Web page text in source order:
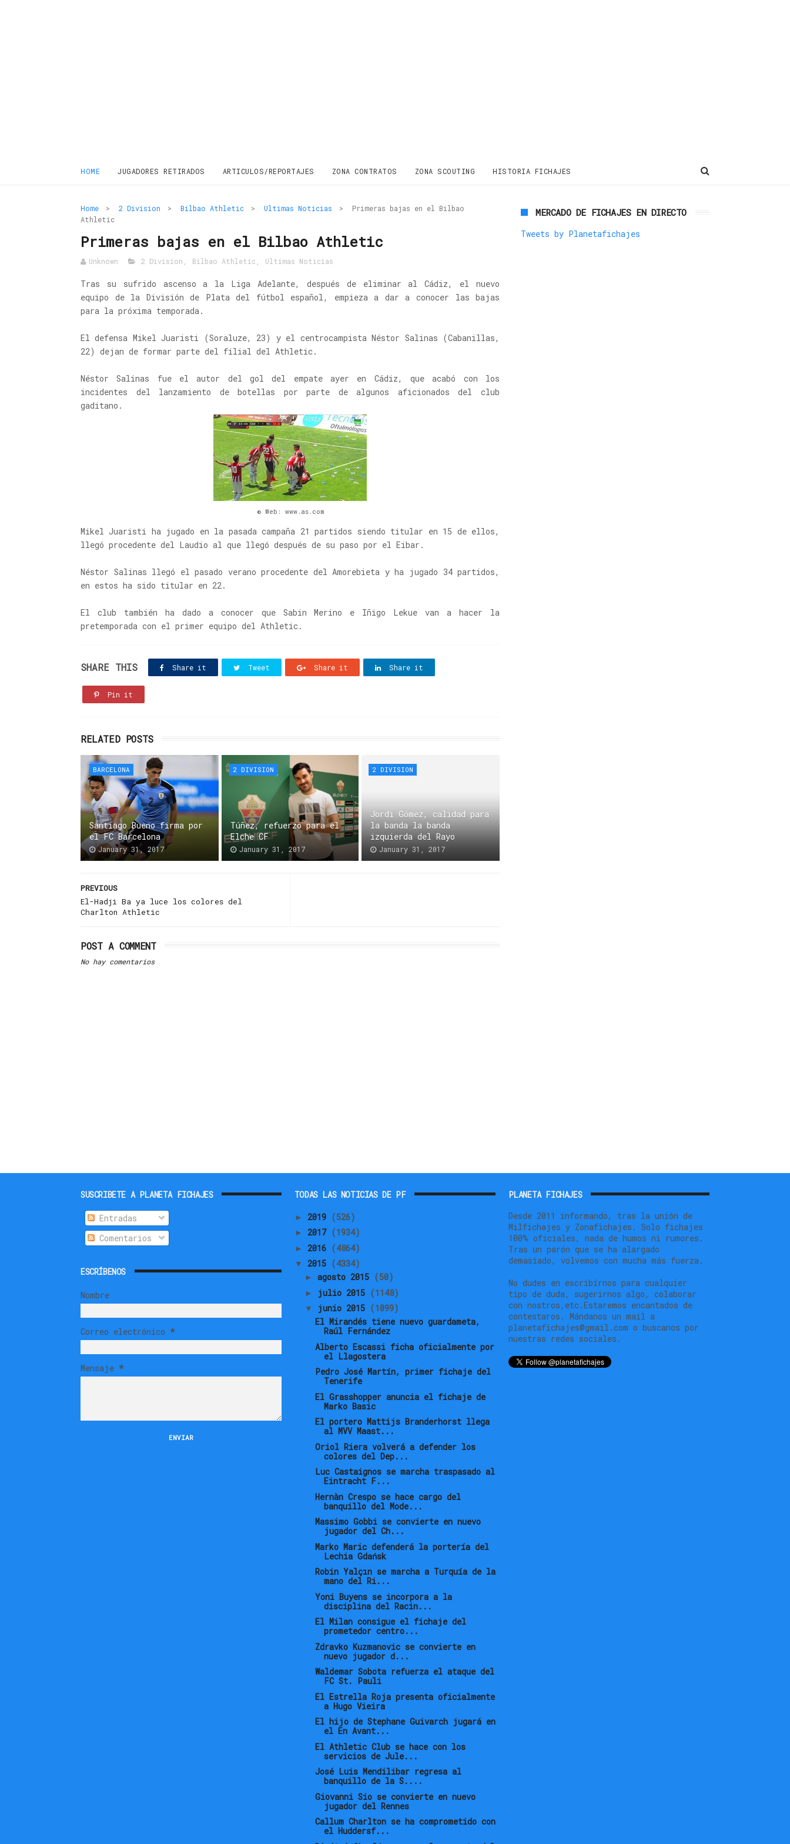
HOME JUGADORES RETIRADOS ARTICULOS/REPORTAJES ZONA CONTRATOS ZONA SCOUTING HISTORIA FICHAJES
Home > 2 Division > Bilbao Athletic > Ultimas Noticias >
Primeras bajas en el Bilbao
Athletic
Primeras bajas en el Bilbao Athletic
Unknown 2 Division Bilbao Athletic Ultimas Noticias
Tras su sufrido ascenso a la Liga Adelante, después de eliminar al Cádiz, el nuevo
equipo de la División de Plata del fútbol español, empieza a dar a conocer las bajas
para la próxima temporada.
El defensa Mikel Juaristi (Soraluze, 23) y el centrocampista Néstor Salinas (Cabanillas,
22) dejan de formar parte del filial del Athletic.
Néstor Salinas fue el autor del gol del empate ayer en Cádiz, que acabó con los
incidentes del lanzamiento de botellas por parte de algunos aficionados del club
gaditano.
© Web: www.as.com
Mikel Juaristi ha jugado en la pasada campaña 21 partidos siendo titular en 15 de ellos,
llegó procedente del Laudio al que llegó después de su paso por el Eibar.
Néstor Salinas llegó el pasado verano procedente del Amorebieta y ha jugado 34 partidos,
en estos ha sido titular en 22.
El club también ha dado a conocer que Sabin Merino e Iñigo Lekue van a hacer la
pretemporada con el primer equipo del Athletic.
SHARE THIS Share it Tweet Share it Share it
Pin it
RELATED POSTS
BARCELONA
Santiago Bueno firma por
el FC Barcelona
January 31, 2017
2 DIVISION
Túñez, refuerzo para el
Elche CF
January 31, 2017
2 DIVISION
Jordi Gómez, calidad para
la banda la banda
izquierda del Rayo
January 31, 2017
PREVIOUS
El-Hadji Ba ya luce los colores del
Charlton Athletic
POST A COMMENT
No hay comentarios
MERCADO DE FICHAJES EN DIRECTO
Tweets by Planetafichajes
SUSCRIBETE A PLANETA FICHAJES
Entradas
Comentarios
ESCRÍBENOS
Nombre
Correo electrónico *
Mensaje *
TODAS LAS NOTICIAS DE PF
► 2019 (526)
► 2017 (1934)
► 2016 (4864)
▼ 2015 (4334)
► agosto 2015 (50)
► julio 2015 (1148)
▼ junio 2015 (1099)
El Mirandés tiene nuevo guardameta,
Raúl Fernández
Alberto Escassi ficha oficialmente por
el Llagostera
Pedro José Martín, primer fichaje del
Tenerife
El Grasshopper anuncia el fichaje de
Marko Basic
El portero Mattijs Branderhorst llega
al MVV Maast...
Oriol Riera volverá a defender los
colores del Dep...
Luc Castaignos se marcha traspasado al
Eintracht F...
Hernàn Crespo se hace cargo del
banquillo del Mode...
Massimo Gobbi se convierte en nuevo
jugador del Ch...
Marko Maric defenderá la portería del
Lechia Gdańsk
Robin Yalçın se marcha a Turquía de la
mano del Ri...
Yoni Buyens se incorpora a la
disciplina del Racin...
El Milan consigue el fichaje del
prometedor centro...
Zdravko Kuzmanovic se convierte en
nuevo jugador d...
Waldemar Sobota refuerza el ataque del
FC St. Pauli
El Estrella Roja presenta oficialmente
a Hugo Vieira
El hijo de Stephane Guivarch jugará en
el En Avant...
El Athletic Club se hace con los
servicios de Jule...
José Luis Mendilibar regresa al
banquillo de la S....
Giovanni Sio se convierte en nuevo
jugador del Rennes
Callum Charlton se ha comprometido con
el Huddersf...
PLANETA FICHAJES
Desde 2011 informando, tras la unión de
Milfichajes y Zonafichajes. Solo fichajes
100% oficiales, nada de humos ni rumores.
Tras un parón que se ha alargado
demasiado, volvemos con mucha más fuerza.
No dudes en escribírnos para cualquier
tipo de duda, sugerirnos algo, colaborar
con nostros,etc.Estaremos encantados de
contestaros. Mándanos un mail a
planetafichajes@gmail.com o buscanos por
nuestras redes sociales.